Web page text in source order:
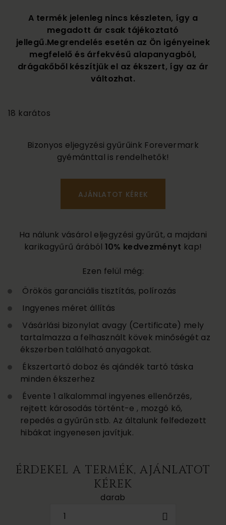
A termék jelenleg nincs készleten, így a
megadott ár csak tájékoztató
jellegű.Megrendelés esetén az Ön igényeinek
megfelelő és árfekvésű alapanyagból,
drágakőből készítjük el az ékszert, így az ár
változhat.
18 karátos
Bizonyos eljegyzési gyűrűink Forevermark
gyémánttal is rendelhetők!
Ha nálunk vásárol eljegyzési gyűrűt, a majdani
karikagyűrű árából 10% kedvezményt kap!
Ezen felül még:
Örökös garanciális tisztítás, polírozás
Ingyenes méret állítás
Vásárlási bizonylat avagy (Certificate) mely
tartalmazza a felhasznált kövek minőségét az
ékszerben található anyagokat.
Ékszertartó doboz és ajándék tartó táska
minden ékszerhez
Évente 1 alkalommal ingyenes ellenőrzés,
rejtett károsodás történt-e , mozgó kő,
repedés a gyűrűn stb. Az általunk felfedezett
hibákat ingyenesen javítjuk.
ÉRDEKEL A TERMÉK, AJÁNLATOT
KÉREK
darab
1